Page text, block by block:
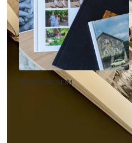
Минимализм